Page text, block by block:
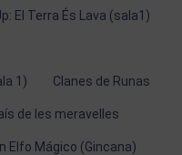
El Terra És Lava (sala1)
1) Clanes de Runas
de les meravelles
Elfo Mágico (Gincana)